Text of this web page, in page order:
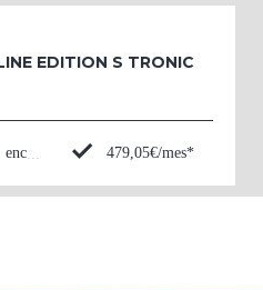
EDITION S TRONIC
479,05€/mes*